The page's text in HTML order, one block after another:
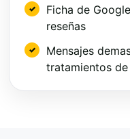
Ficha de
reseñas
Mensajes
tratamientos